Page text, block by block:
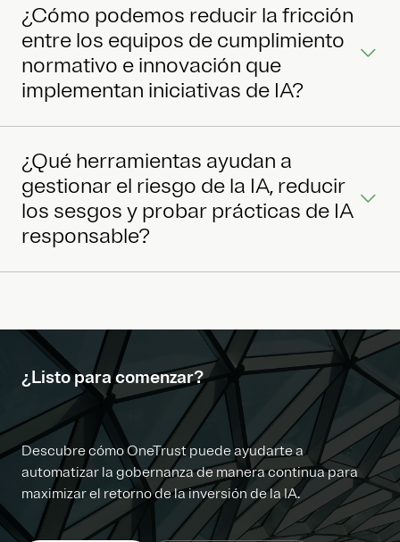
¿Cómo podemos reducir la fricción
entre los equipos de cumplimiento
normativo e innovación que
implementan iniciativas de IA?
¿Qué herramientas ayudan a
gestionar el riesgo de la IA, reducir
los sesgos y probar prácticas de IA
responsable?
¿Listo para comenzar?
Descubre cómo OneTrust puede ayudarte a
automatizar la gobernanza de manera continua para
maximizar el retorno de la inversión de la IA.